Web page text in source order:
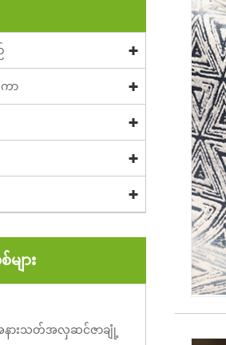
ာ
ား
နားသတ်အလှဆင်ဇာချုံ့